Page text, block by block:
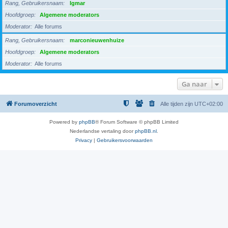
Rang, Gebruikersnaam
Igmar
Hoofdgroep
Algemene moderators
Moderator
Alle forums
Rang, Gebruikersnaam
marconieuwenhuize
Hoofdgroep
Algemene moderators
Moderator
Alle forums
Ga naar
Forumoverzicht Alle tijden zijn UTC+02:00
Powered by phpBB® Forum Software © phpBB Limited
Nederlandse vertaling doorphpBB.nl
Privacy | Gebruikersvoorwaarden